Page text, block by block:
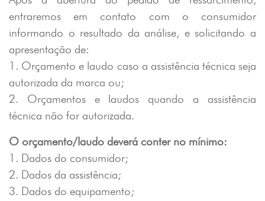
entraremos em contato com o consumidor
informando o resultado da análise, e solicitando a
apresentação de:
1. Orçamento e laudo caso a assistência técnica seja
autorizada da marca ou;
2. Orçamentos e laudos quando a assistência
técnica não for autorizada.
O orçamento/laudo deverá conter no mínimo:
1. Dados do consumidor;
2. Dados da assistência;
3. Dados do equipamento;